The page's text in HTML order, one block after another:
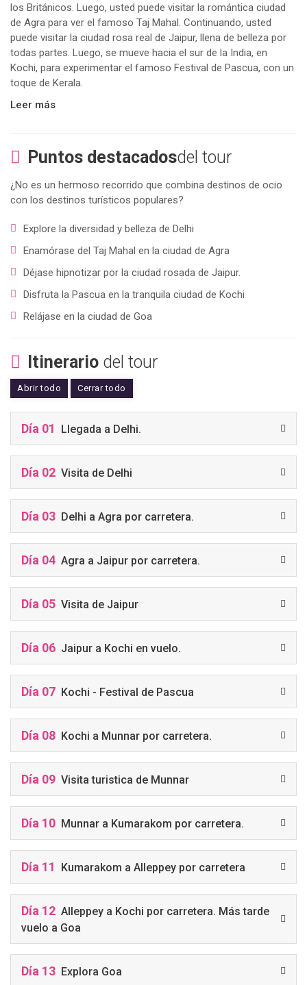
los Británicos. Luego, usted puede visitar la romántica ciudad
de Agra para ver el famoso Taj Mahal. Continuando, usted
puede visitar la ciudad rosa real de Jaipur, llena de belleza por
todas partes. Luego, se mueve hacia el sur de la India, en
Kochi, para experimentar el famoso Festival de Pascua, con un
toque de Kerala.
Leer más
Puntos destacadosdel tour
¿No es un hermoso recorrido que combina destinos de ocio
con los destinos turísticos populares?
Explore la diversidad y belleza de Delhi
Enamórase del Taj Mahal en la ciudad de Agra
Déjase hipnotizar por la ciudad rosada de Jaipur.
Disfruta la Pascua en la tranquila ciudad de Kochi
Relájase en la ciudad de Goa
Itinerario del tour
Abrir todo Cerrar todo
Día 01 Llegada a Delhi.
Día 02 Visita de Delhi
Día 03 Delhi a Agra por carretera.
Día 04 Agra a Jaipur por carretera.
Día 05 Visita de Jaipur
Día 06 Jaipur a Kochi en vuelo.
Día 07 Kochi - Festival de Pascua
Día 08 Kochi a Munnar por carretera.
Día 09 Visita turistica de Munnar
Día 10 Munnar a Kumarakom por carretera.
Día 11 Kumarakom a Alleppey por carretera
Día 12 Alleppey a Kochi por carretera. Más tarde
vuelo a Goa
Día 13 Explora Goa